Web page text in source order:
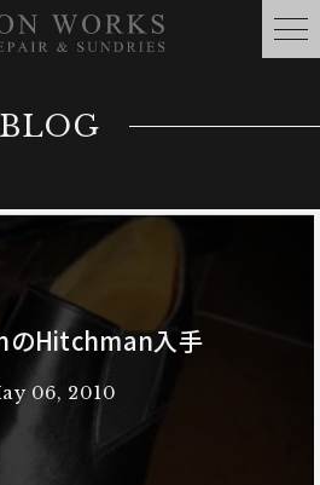
BLOG
のHitchman入手
06, 2010